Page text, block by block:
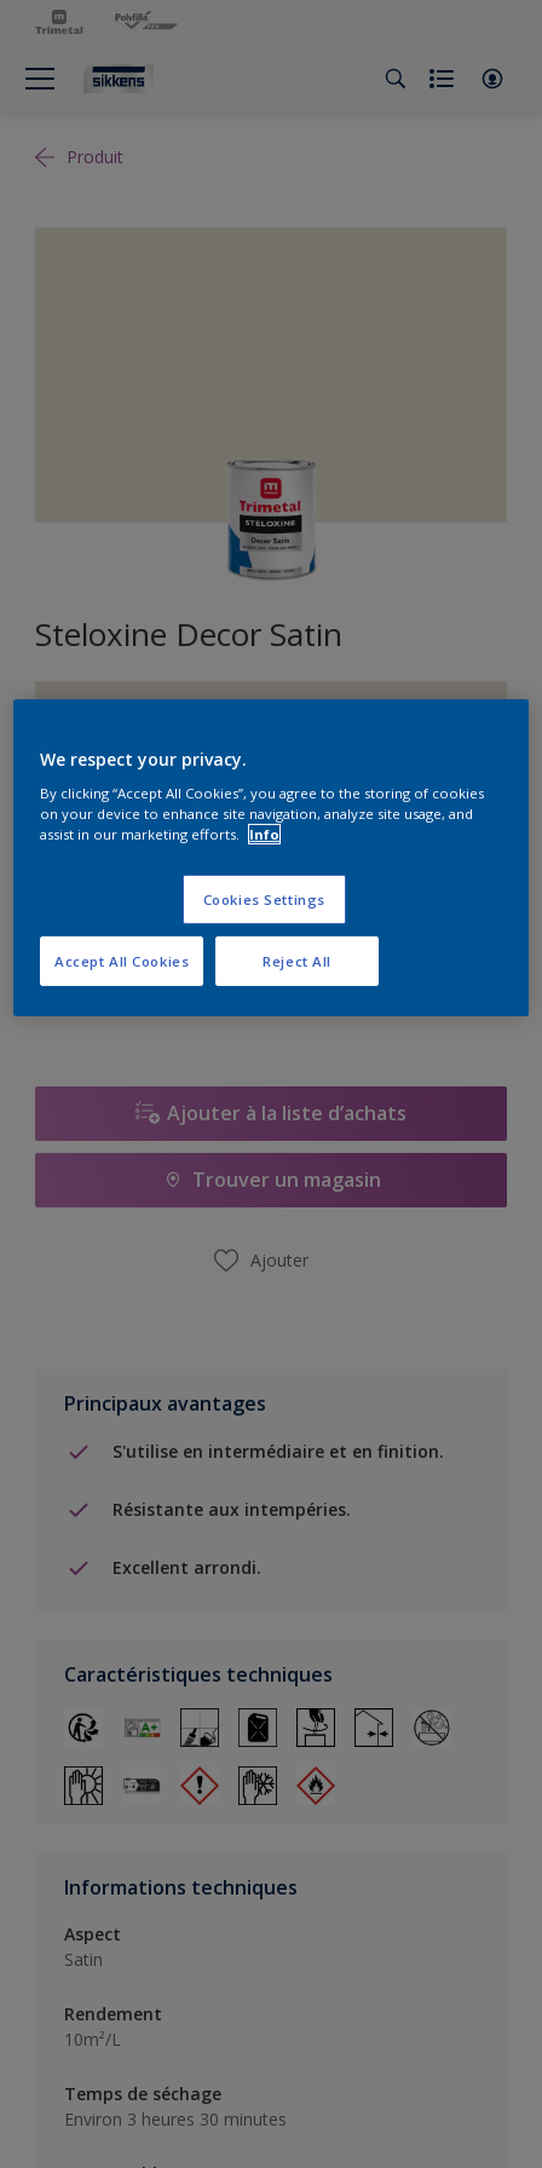
Produit
Steloxine Decor Satin
Format
1L
Ajouter à la liste d’achats
Trouver un magasin
Ajouter
Principaux avantages
S'utilise en intermédiaire et en finition.
Résistante aux intempéries.
Excellent arrondi.
Caractéristiques techniques
Informations techniques
Aspect
Satin
Rendement
10m²/L
Temps de séchage
Environ 3 heures 30 minutes
We respect your privacy.
By clicking “Accept All Cookies”, you agree to the storing of cookies
on your device to enhance site navigation, analyze site usage, and
assist in our marketing efforts.
Info
Cookies Settings
Reject All
Accept All Cookies